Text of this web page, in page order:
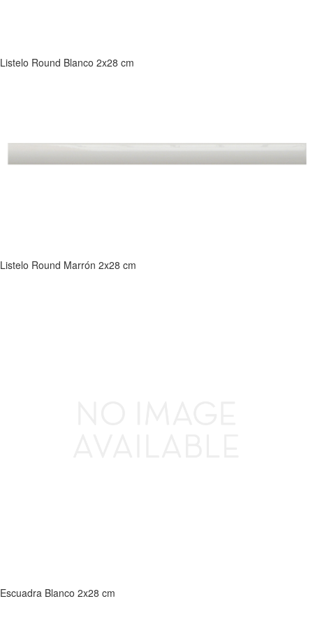
Listelo Round Blanco 2x28 cm
Listelo Round Marrón 2x28 cm
Escuadra Blanco 2x28 cm